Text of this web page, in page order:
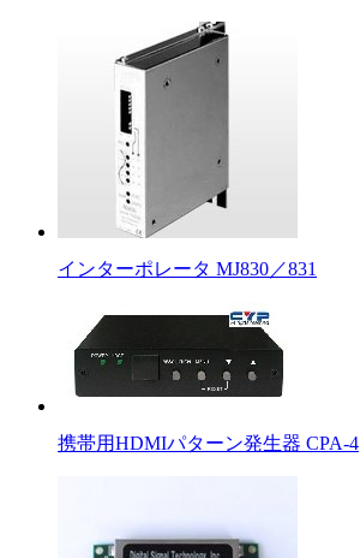
インターポレータ MJ830／831
携帯用HDMIパターン発生器 CPA-4